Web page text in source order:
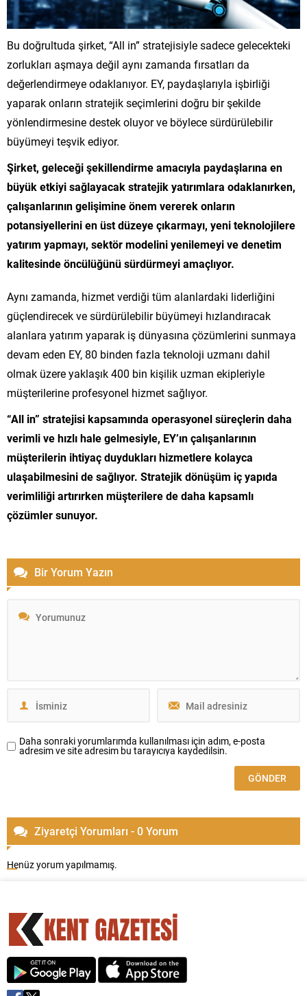
Bu doğrultuda şirket, “All in” stratejisiyle sadece gelecekteki
zorlukları aşmaya değil aynı zamanda fırsatları da
değerlendirmeye odaklanıyor. EY, paydaşlarıyla işbirliği
yaparak onların stratejik seçimlerini doğru bir şekilde
yönlendirmesine destek oluyor ve böylece sürdürülebilir
büyümeyi teşvik ediyor.
Şirket, geleceği şekillendirme amacıyla paydaşlarına en
büyük etkiyi sağlayacak stratejik yatırımlara odaklanırken,
çalışanlarının gelişimine önem vererek onların
potansiyellerini en üst düzeye çıkarmayı, yeni teknolojilere
yatırım yapmayı, sektör modelini yenilemeyi ve denetim
kalitesinde öncülüğünü sürdürmeyi amaçlıyor.
Aynı zamanda, hizmet verdiği tüm alanlardaki liderliğini
güçlendirecek ve sürdürülebilir büyümeyi hızlandıracak
alanlara yatırım yaparak iş dünyasına çözümlerini sunmaya
devam eden EY, 80 binden fazla teknoloji uzmanı dahil
olmak üzere yaklaşık 400 bin kişilik uzman ekipleriyle
müşterilerine profesyonel hizmet sağlıyor.
“All in” stratejisi kapsamında operasyonel süreçlerin daha
verimli ve hızlı hale gelmesiyle, EY’ın çalışanlarının
müşterilerin ihtiyaç duydukları hizmetlere kolayca
ulaşabilmesini de sağlıyor. Stratejik dönüşüm iç yapıda
verimliliği artırırken müşterilere de daha kapsamlı
çözümler sunuyor.
Bir Yorum Yazın
Daha sonraki yorumlarımda kullanılması için adım, e-posta
adresim ve site adresim bu tarayıcıya kaydedilsin.
Ziyaretçi Yorumları - 0 Yorum
Henüz yorum yapılmamış.